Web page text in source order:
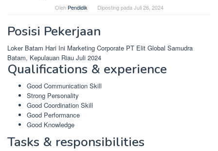
Oleh Pendidik Diposting pada Juli 26, 2024
Posisi Pekerjaan
Loker Batam Hari Ini Marketing Corporate PT Elit Global Samudra
Batam, Kepulauan Riau Juli 2024
Qualifications & experience
Good Communication Skill
Strong Personality
Good Coordination Skill
Good Performance
Good Knowledge
Tasks & responsibilities